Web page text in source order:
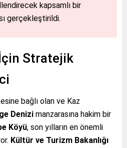
kapsamlı bir
gerçekleştirildi.
Stratejik
bağlı olan ve Kaz
Denizi manzarasına hakim bir
Köyü, son yılların en önemli
Kültür ve Turizm Bakanlığı